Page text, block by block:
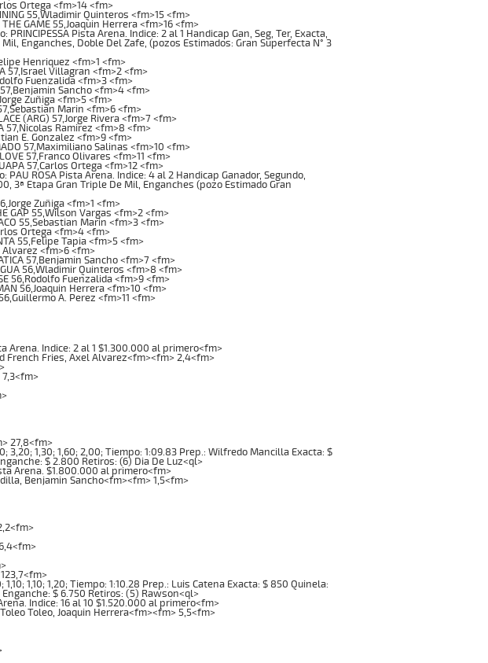
Ortega <fm>14 <fm>
55,Wladimir Quinteros <fm>15 <fm>
GAME 55,Joaquin Herrera <fm>16 <fm>
Pista Arena. Indice: 2 al 1 Handicap Gan, Seg, Ter, Exacta,
Enganches, Doble Del Zafe, (pozos Estimados: Gran Superfecta N° 3
Henriquez <fm>1 <fm>
57,Israel Villagran <fm>2 <fm>
Fuenzalida <fm>3 <fm>
Sancho <fm>4 <fm>
Zuñiga <fm>5 <fm>
Marin <fm>6 <fm>
(ARG) 57,Jorge Rivera <fm>7 <fm>
57,Nicolas Ramirez <fm>8 <fm>
E. Gonzalez <fm>9 <fm>
57,Maximiliano Salinas <fm>10 <fm>
57,Franco Olivares <fm>11 <fm>
57,Carlos Ortega <fm>12 <fm>
PAU ROSA Pista Arena. Indice: 4 al 2 Handicap Ganador, Segundo,
3ª Etapa Gran Triple De Mil, Enganches (pozo Estimado Gran
Zuñiga <fm>1 <fm>
GAP 55,Wilson Vargas <fm>2 <fm>
55,Sebastian Marin <fm>3 <fm>
Ortega <fm>4 <fm>
55,Felipe Tapia <fm>5 <fm>
Alvarez <fm>6 <fm>
57,Benjamin Sancho <fm>7 <fm>
56,Wladimir Quinteros <fm>8 <fm>
56,Rodolfo Fuenzalida <fm>9 <fm>
56,Joaquin Herrera <fm>10 <fm>
A. Perez <fm>11 <fm>
Arena. Indice: 2 al 1 $1.300.000 al primero<fm>
French Fries, Axel Alvarez<fm><fm> 2,4<fm>
27,8<fm>
1,30; 1,60; 2,00; Tiempo: 1:09.83 Prep.: Wilfredo Mancilla Exacta: $
$ 2.800 Retiros: (6) Dia De Luz<ql>
Arena. $1.800.000 al primero<fm>
Benjamin Sancho<fm><fm> 1,5<fm>
1,10; 1,20; Tiempo: 1:10.28 Prep.: Luis Catena Exacta: $ 850 Quinela:
$ 6.750 Retiros: (5) Rawson<ql>
Indice: 16 al 10 $1.520.000 al primero<fm>
Toleo, Joaquin Herrera<fm><fm> 5,5<fm>